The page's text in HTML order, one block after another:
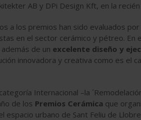
AB y DPi Design Kft, en la
a los premios han sido evaluados
en el sector cerámico y pétreo. En
de un excelente diseño y
innovadora y creativa como es el
Internacional –la
de los Premios Cerámica que
espacio urbano de Sant Feliu de